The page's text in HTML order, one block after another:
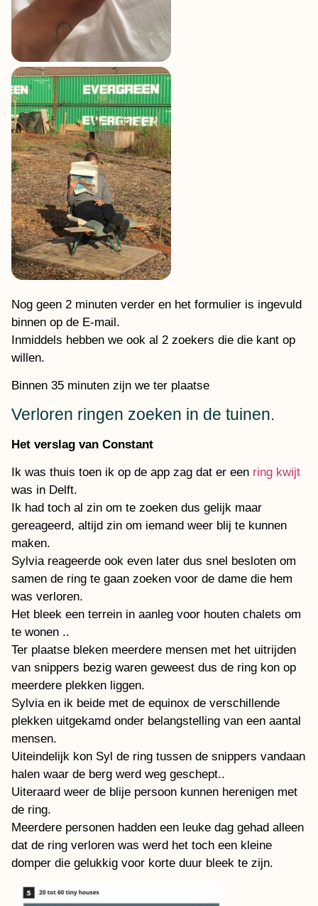
Nog geen 2 minuten verder en het formulier is ingevuld
binnen op de E-mail.
Inmiddels hebben we ook al 2 zoekers die die kant op
willen.
Binnen 35 minuten zijn we ter plaatse
Verloren ringen zoeken in de tuinen.
Het verslag van Constant
Ik was thuis toen ik op de app zag dat er een ring kwijt
was in Delft.
Ik had toch al zin om te zoeken dus gelijk maar
gereageerd, altijd zin om iemand weer blij te kunnen
maken.
Sylvia reageerde ook even later dus snel besloten om
samen de ring te gaan zoeken voor de dame die hem
was verloren.
Het bleek een terrein in aanleg voor houten chalets om
te wonen ..
Ter plaatse bleken meerdere mensen met het uitrijden
van snippers bezig waren geweest dus de ring kon op
meerdere plekken liggen.
Sylvia en ik beide met de equinox de verschillende
plekken uitgekamd onder belangstelling van een aantal
mensen.
Uiteindelijk kon Syl de ring tussen de snippers vandaan
halen waar de berg werd weg geschept..
Uiteraard weer de blije persoon kunnen herenigen met
de ring.
Meerdere personen hadden een leuke dag gehad alleen
dat de ring verloren was werd het toch een kleine
domper die gelukkig voor korte duur bleek te zijn.